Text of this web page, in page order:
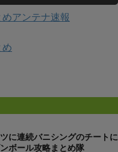
アンテナ速報
め
に連続バニシングのチートに
ボール攻略まとめ隊